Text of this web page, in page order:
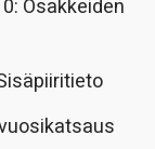
Osakkeiden